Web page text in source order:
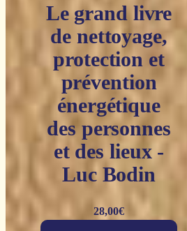
Le grand livre
de nettoyage,
protection et
prévention
énergétique
des personnes
et des lieux -
Luc Bodin
28,00€